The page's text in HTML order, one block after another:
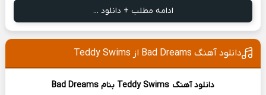
ادامه مطلب + دانلود ...
دانلود آهنگ Bad Dreams از Teddy Swims
دانلود آهنگ Teddy Swims بنام Bad Dreams